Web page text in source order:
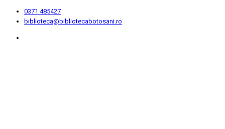
0371 485427
biblioteca@bibliotecabotosani.ro